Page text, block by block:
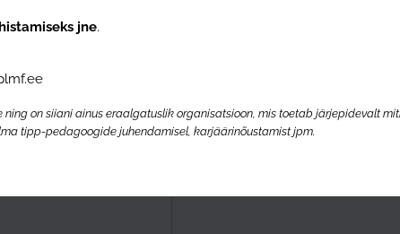
jne.
on siiani ainus eraalgatuslik organisatsioon, mis toetab järjepidevalt
tipp-pedagoogide juhendamisel, karjäärinõustamist jpm.